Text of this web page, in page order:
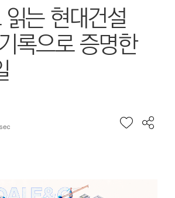
는 현대건설
록으로 증명한